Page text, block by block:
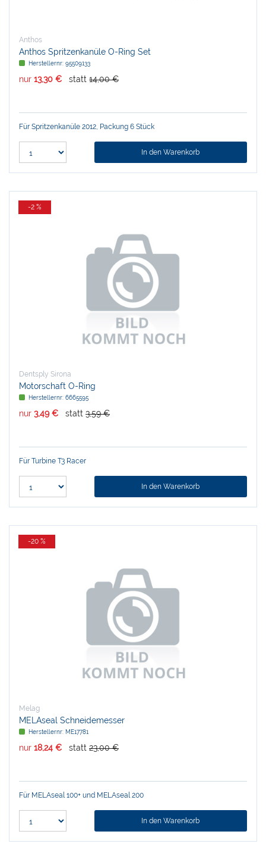
Anthos
Anthos Spritzenkanüle O-Ring Set
Herstellernr: 95509133
nur 13,30 € statt 14,00 €
Für Spritzenkanüle 2012, Packung 6 Stück
In den Warenkorb
-2 %
Dentsply Sirona
Motorschaft O-Ring
Herstellernr: 6665595
nur 3,49 € statt 3,59 €
Für Turbine T3 Racer
In den Warenkorb
-20 %
Melag
MELAseal Schneidemesser
Herstellernr: ME17781
nur 18,24 € statt 23,00 €
Für MELAseal 100+ und MELAseal 200
In den Warenkorb